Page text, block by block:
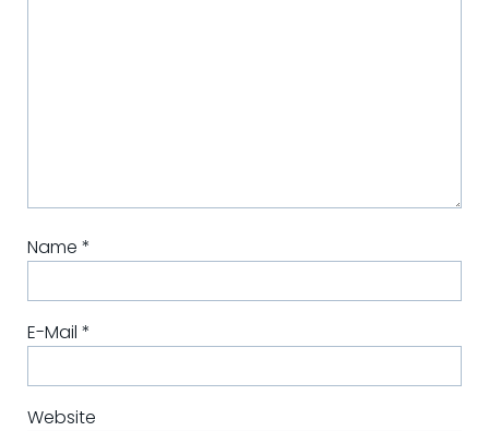
Name *
E-Mail *
Website